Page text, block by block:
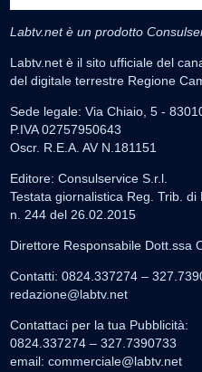
Labtv.net è un prodotto
Labtv.net è il sito ufficiale del
del digitale terrestre Regione
Sede legale: Via Chiaio, 5 -
P.IVA 02757950643
Oscr. R.E.A. AV N.181151
Editore: Consulservice S.r.l.
Testata giornalistica Reg. Trib. di
n. 244 del 26.02.2015
Direttore Responsabile Dott.ssa
Contatti: 0824.337274 –
redazione@labtv.net
Contattaci per la tua Pubblicità:
0824.337274 – 327.7390733
email: commerciale@labtv.net